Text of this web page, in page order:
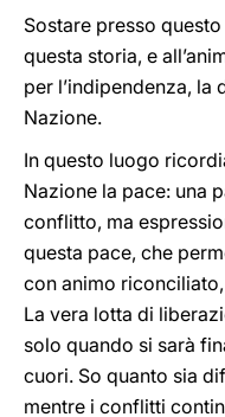
Sostare presso
questa storia, e
per l’indipendenza, la
Nazione.
In questo luogo
Nazione la pace: una
conflitto, ma
questa pace, che
con animo
La vera lotta di
solo quando si sarà
cuori. So quanto sia
mentre i conflitti